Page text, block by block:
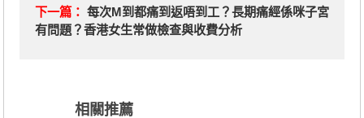
下一篇： 每次M到都痛到返唔到工？長期痛經係咪子宮
有問題？香港女生常做檢查與收費分析
相關推薦